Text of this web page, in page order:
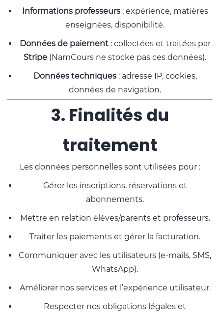
Informations professeurs: expérience, matières
enseignées, disponibilité.
Données de paiement: collectées et traitées par
Stripe (NamCours ne stocke pas ces données).
Données techniques: adresse IP, cookies,
données de navigation.
3. Finalités du
traitement
Les données personnelles sont utilisées pour :
Gérer les inscriptions, réservations et
abonnements.
Mettre en relation élèves/parents et professeurs.
Traiter les paiements et gérer la facturation.
Communiquer avec les utilisateurs (e-mails, SMS,
WhatsApp).
Améliorer nos services et l’expérience utilisateur.
Respecter nos obligations légales et